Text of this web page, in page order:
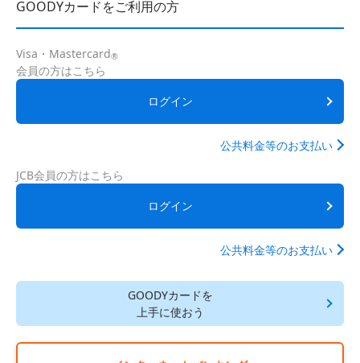
GOODYカードをご利用の方
Visa・Mastercard®
会員の方はこちら
ログイン
公共料金等のお支払い
JCB会員の方はこちら
ログイン
公共料金等のお支払い
GOODYカードを
上手に使おう